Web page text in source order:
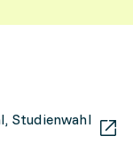
Studienwahl